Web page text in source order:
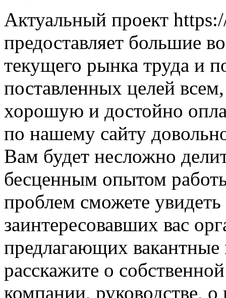
Актуальный проект
предоставляет большие
текущего рынка труда и
поставленных целей
хорошую и достойно
по нашему сайту
Вам будет несложно
бесценным опытом
проблем сможете
заинтересовавших вас
предлагающих вакантные
расскажите о
компании, руководстве,